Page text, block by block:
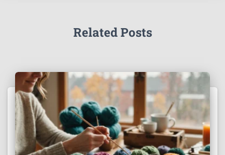
Related Posts